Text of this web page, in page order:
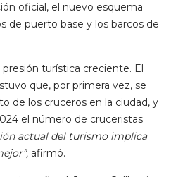
oficial, el nuevo esquema
de puerto base y los barcos de
turística creciente. El
que, por primera vez, se
de los cruceros en la ciudad, y
el número de cruceristas
actual del turismo implica
afirmó.